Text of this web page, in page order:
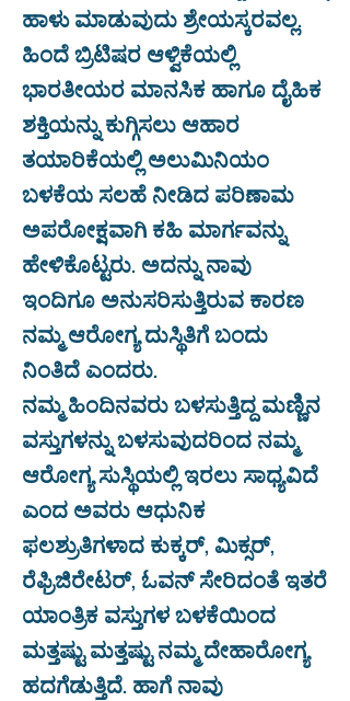
ಹಾಳು ಮಾಡುವುದು ಶ್ರೇಯಸ್ಕರವಲ್ಲ.
ಹಿಂದೆ ಬ್ರಿಟಿಷರ ಆಳ್ವಿಕೆಯಲ್ಲಿ
ಭಾರತೀಯರ ಮಾನಸಿಕ ಹಾಗೂ ದೈಹಿಕ
ಶಕ್ತಿಯನ್ನು ಕುಗ್ಗಿಸಲು ಆಹಾರ
ತಯಾರಿಕೆಯಲ್ಲಿ ಅಲುಮಿನಿಯಂ
ಬಳಕೆಯ ಸಲಹೆ ನೀಡಿದ ಪರಿಣಾಮ
ಅಪರೋಕ್ಷವಾಗಿ ಕಹಿ ಮಾರ್ಗವನ್ನು
ಹೇಳಿಕೊಟ್ಟರು. ಅದನ್ನು ನಾವು
ಇಂದಿಗೂ ಅನುಸರಿಸುತ್ತಿರುವ ಕಾರಣ
ನಮ್ಮ ಆರೋಗ್ಯ ದುಸ್ಥಿತಿಗೆ ಬಂದು
ನಿಂತಿದೆ ಎಂದರು.
ನಮ್ಮ ಹಿಂದಿನವರು ಬಳಸುತ್ತಿದ್ದ ಮಣ್ಣಿನ
ವಸ್ತುಗಳನ್ನು ಬಳಸುವುದರಿಂದ ನಮ್ಮ
ಆರೋಗ್ಯ ಸುಸ್ಥಿಯಲ್ಲಿ ಇರಲು ಸಾಧ್ಯವಿದೆ
ಎಂದ ಅವರು ಆಧುನಿಕ
ಫಲಶ್ರುತಿಗಳಾದ ಕುಕ್ಕರ್, ಮಿಕ್ಸರ್,
ರೆಫ್ರಿಜಿರೇಟರ್, ಓವನ್ ಸೇರಿದಂತೆ ಇತರೆ
ಯಾಂತ್ರಿಕ ವಸ್ತುಗಳ ಬಳಕೆಯಿಂದ
ಮತ್ತಷ್ಟು ಮತ್ತಷ್ಟು ನಮ್ಮ ದೇಹಾರೋಗ್ಯ
ಹದಗೆಡುತ್ತಿದೆ. ಹಾಗೆ ನಾವು